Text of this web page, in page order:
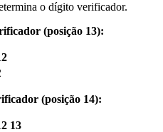
o dígito verificador.
(posição 13):
(posição 14):
13